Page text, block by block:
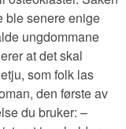
ble senere enige
ungdommane
at det skal
som folk las
den første av
du bruker: –